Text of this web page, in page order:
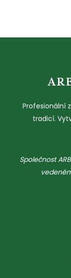
Profesionální
tradicí.
Společnost